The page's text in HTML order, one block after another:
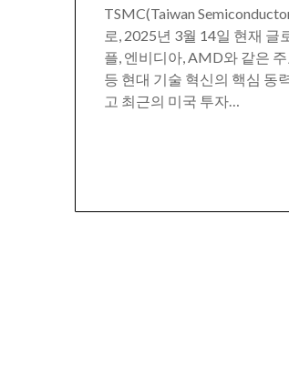
TSMC(Taiwan
로, 2025년 3월 14일 현재
플, 엔비디아, AMD와 같은
등 현대 기술 혁신의 핵심 동
고 최근의 미국 투자…